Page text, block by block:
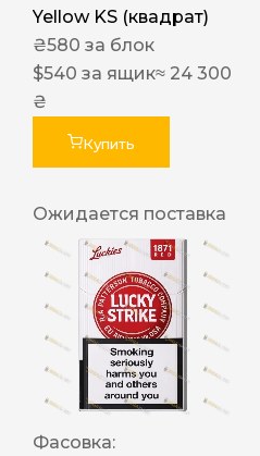
Yellow KS (квадрат)
₴580 за блок
$540 за ящик≈ 24 300
₴
Купить
Ожидается поставка
Фасовка: